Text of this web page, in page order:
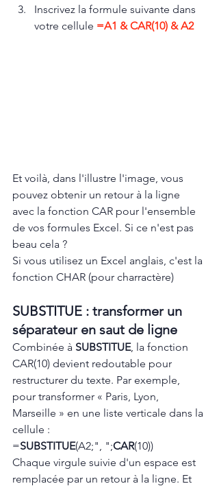
Inscrivez la formule suivante dans
votre cellule =A1 & CAR(10) & A2
Et voilà, dans l'illustre l'image, vous
pouvez obtenir un retour à la ligne
avec la fonction CAR pour l'ensemble
de vos formules Excel. Si ce n'est pas
beau cela ?
Si vous utilisez un Excel anglais, c'est la
fonction CHAR (pour charractère)
SUBSTITUE : transformer un
séparateur en saut de ligne
Combinée à SUBSTITUE, la fonction
CAR(10) devient redoutable pour
restructurer du texte. Par exemple,
pour transformer « Paris, Lyon,
Marseille » en une liste verticale dans la
cellule :
=SUBSTITUE(A2;", ";CAR(10))
Chaque virgule suivie d'un espace est
remplacée par un retour à la ligne. Et